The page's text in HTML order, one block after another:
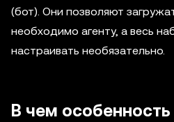
(бот). Они позволяют
необходимо агенту, а весь
настраивать необязательно.
В чем